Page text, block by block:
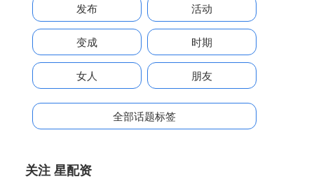
发布 活动
变成 时期
女人 朋友
全部话题标签
关注 星配资